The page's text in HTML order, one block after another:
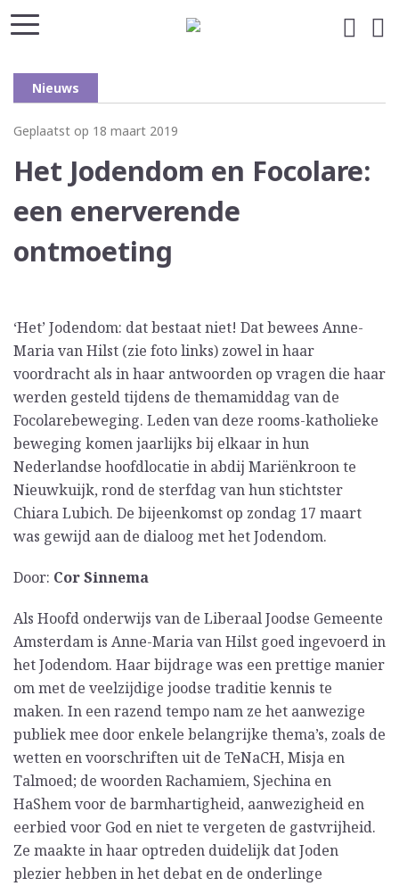
Nieuws
Geplaatst op 18 maart 2019
Het Jodendom en Focolare:
een enerverende
ontmoeting
‘Het’ Jodendom: dat bestaat niet! Dat bewees Anne-
Maria van Hilst (zie foto links) zowel in haar
voordracht als in haar antwoorden op vragen die haar
werden gesteld tijdens de themamiddag van de
Focolarebeweging. Leden van deze rooms-katholieke
beweging komen jaarlijks bij elkaar in hun
Nederlandse hoofdlocatie in abdij Mariënkroon te
Nieuwkuijk, rond de sterfdag van hun stichtster
Chiara Lubich. De bijeenkomst op zondag 17 maart
was gewijd aan de dialoog met het Jodendom.
Door: Cor Sinnema
Als Hoofd onderwijs van de Liberaal Joodse Gemeente
Amsterdam is Anne-Maria van Hilst goed ingevoerd in
het Jodendom. Haar bijdrage was een prettige manier
om met de veelzijdige joodse traditie kennis te
maken. In een razend tempo nam ze het aanwezige
publiek mee door enkele belangrijke thema’s, zoals de
wetten en voorschriften uit de TeNaCH, Misja en
Talmoed; de woorden Rachamiem, Sjechina en
HaShem voor de barmhartigheid, aanwezigheid en
eerbied voor God en niet te vergeten de gastvrijheid.
Ze maakte in haar optreden duidelijk dat Joden
plezier hebben in het debat en de onderlinge